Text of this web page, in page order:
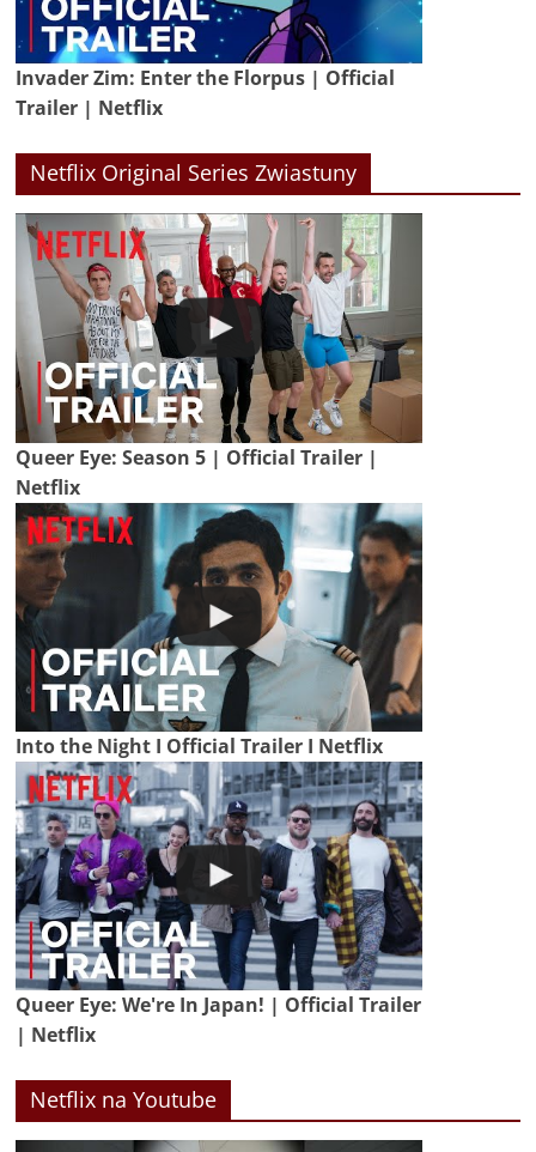
Invader Zim: Enter the Florpus | Official
Trailer | Netflix
Netflix Original Series Zwiastuny
Queer Eye: Season 5 | Official Trailer |
Netflix
Into the Night I Official Trailer I Netflix
Queer Eye: We're In Japan! | Official Trailer
| Netflix
Netflix na Youtube